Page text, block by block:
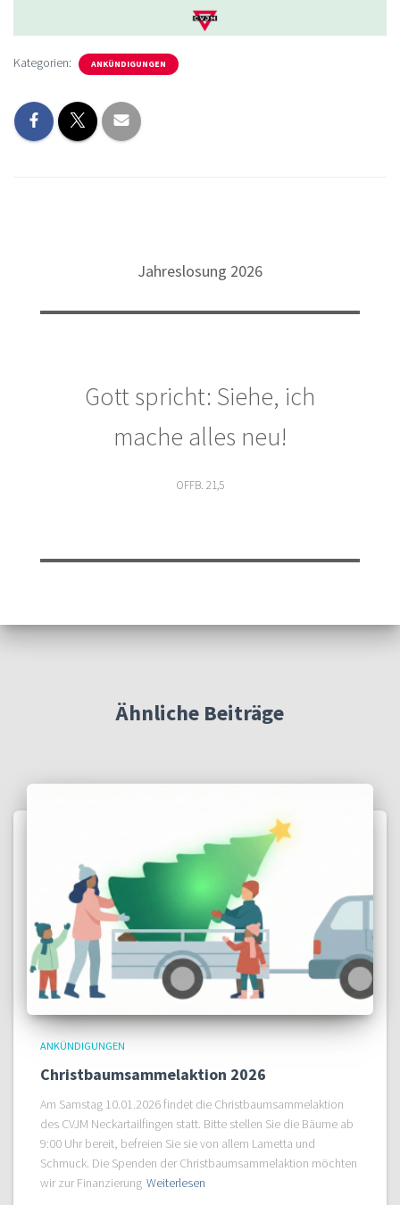
Kategorien: ANKÜNDIGUNGEN
Jahreslosung 2026
Gott spricht: Siehe, ich
mache alles neu!
OFFB. 21,5
Ähnliche Beiträge
ANKÜNDIGUNGEN
Christbaumsammelaktion 2026
Am Samstag 10.01.2026 findet die Christbaumsammelaktion
des CVJM Neckartailfingen statt. Bitte stellen Sie die Bäume ab
9:00 Uhr bereit, befreien Sie sie von allem Lametta und
Schmuck. Die Spenden der Christbaumsammelaktion möchten
wir zur Finanzierung Weiterlesen